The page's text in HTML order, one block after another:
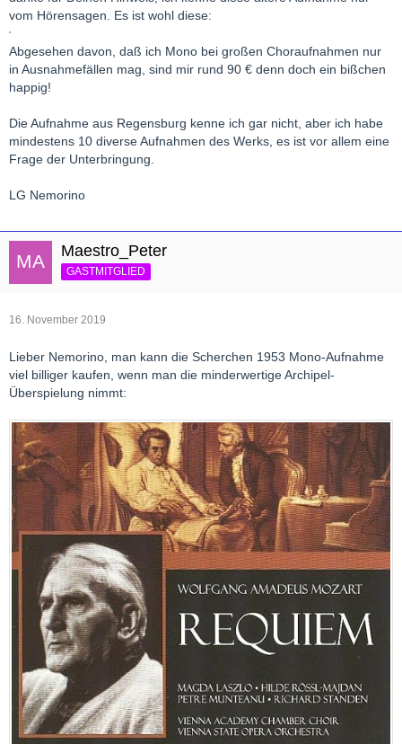
vom Hörensagen. Es ist wohl diese:
Abgesehen davon, daß ich Mono bei großen Choraufnahmen nur
in Ausnahmefällen mag, sind mir rund 90 € denn doch ein bißchen
happig!
Die Aufnahme aus Regensburg kenne ich gar nicht, aber ich habe
mindestens 10 diverse Aufnahmen des Werks, es ist vor allem eine
Frage der Unterbringung.
LG Nemorino
Maestro_Peter
GASTMITGLIED
16. November 2019
Lieber Nemorino, man kann die Scherchen 1953 Mono-Aufnahme
viel billiger kaufen, wenn man die minderwertige Archipel-
Überspielung nimmt: